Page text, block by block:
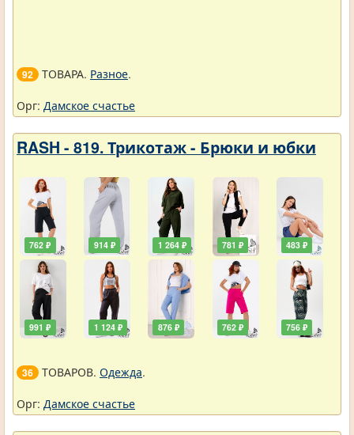
92 ТОВАРА. Разное.
Орг: Дамское счастье
RASH - 819. Трикотаж - Брюки и юбки
762 ₽
991 ₽
914 ₽
1 124 ₽
1 264 ₽
876 ₽
781 ₽
762 ₽
483 ₽
756 ₽
36 ТОВАРОВ. Одежда.
Орг: Дамское счастье